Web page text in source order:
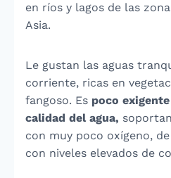
en ríos y lagos de las
Asia.
Le gustan las aguas
corriente, ricas en
fangoso. Es poco
calidad del agua,
con muy poco oxígeno,
con niveles elevados de